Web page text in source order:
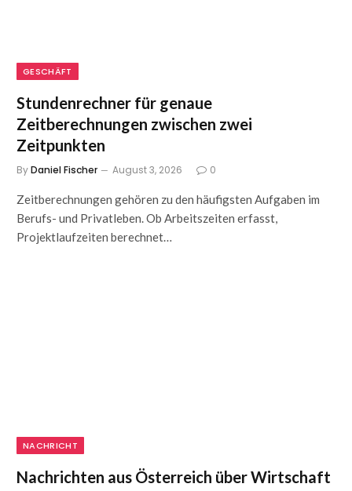
GESCHÄFT
Stundenrechner für genaue
Zeitberechnungen zwischen zwei
Zeitpunkten
ByDaniel Fischer August 3, 2026 0
Zeitberechnungen gehören zu den häufigsten Aufgaben im
Berufs- und Privatleben. Ob Arbeitszeiten erfasst,
Projektlaufzeiten berechnet…
NACHRICHT
Nachrichten aus Österreich über Wirtschaft